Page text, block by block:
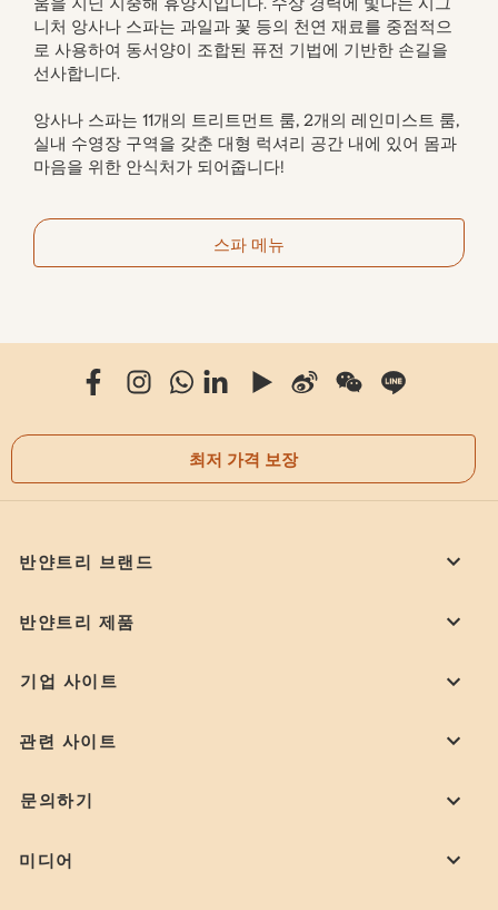
니처 앙사나 스파는 과일과 꽃 등의 천연 재료를 중점적으
로 사용하여 동서양이 조합된 퓨전 기법에 기반한 손길을
선사합니다.
앙사나 스파는 11개의 트리트먼트 룸, 2개의 레인미스트 룸,
실내 수영장 구역을 갖춘 대형 럭셔리 공간 내에 있어 몸과
마음을 위한 안식처가 되어줍니다!
스파 메뉴
최저 가격 보장
반얀트리 브랜드
반얀트리 제품
기업 사이트
관련 사이트
문의하기
미디어